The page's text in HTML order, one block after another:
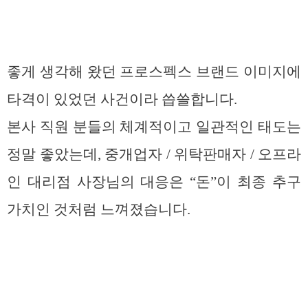
좋게 생각해 왔던 프로스펙스 브랜드 이미지에
타격이 있었던 사건이라 씁쓸합니다.
본사 직원 분들의 체계적이고 일관적인 태도는
정말 좋았는데, 중개업자 / 위탁판매자 / 오프라
인 대리점 사장님의 대응은 “돈”이 최종 추구
가치인 것처럼 느껴졌습니다.